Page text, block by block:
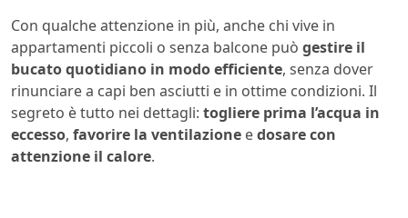
Con qualche attenzione in più, anche chi vive in
appartamenti piccoli o senza balcone può gestire il
bucato quotidiano in modo efficiente, senza dover
rinunciare a capi ben asciutti e in ottime condizioni. Il
segreto è tutto nei dettagli: togliere prima l’acqua in
eccesso, favorire la ventilazione edosare con
attenzione il calore.